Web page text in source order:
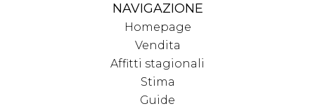
NAVIGAZIONE
Homepage
Vendita
Affitti stagionali
Stima
Guide